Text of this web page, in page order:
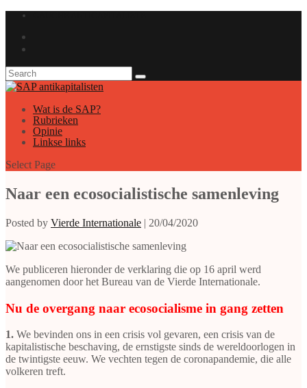
Wat is de SAP?
Rubrieken
Opinie
Linkse links
Select Page
Naar een ecosocialistische samenleving
Posted by Vierde Internationale | 20/04/2020
We publiceren hieronder de verklaring die op 16 april werd
aangenomen door het Bureau van de Vierde Internationale.
Nu de overgang naar ecosocialisme in gang zetten
1. We bevinden ons in een crisis vol gevaren, een crisis van de
kapitalistische beschaving, de ernstigste sinds de wereldoorlogen in
de twintigste eeuw. We vechten tegen de coronapandemie, die alle
volkeren treft.